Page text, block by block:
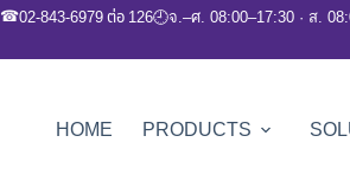
☎02-843-6979 ต่อ 126🕘จ.–ศ. 08:00–17:30 · ส.
HOME PRODUCTS